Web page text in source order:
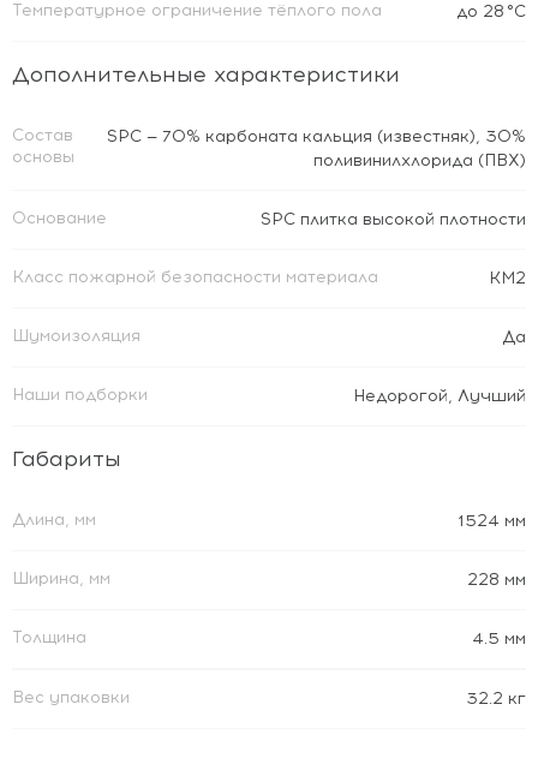
Температурное ограничение тёплого пола до 28 °C
Дополнительные характеристики
Состав
основы
SPC — 70% карбоната кальция (известняк), 30%
поливинилхлорида (ПВХ)
Основание SPC плитка высокой плотности
Класс пожарной безопасности материала КМ2
Шумоизоляция Да
Наши подборки Недорогой, Лучший
Габариты
Длина, мм 1524 мм
Ширина, мм 228 мм
Толщина 4.5 мм
Вес упаковки 32.2 кг